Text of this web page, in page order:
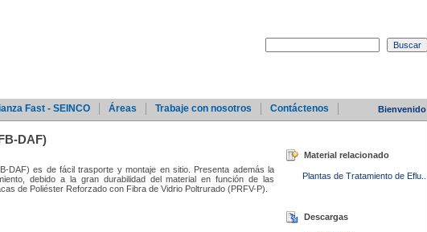
Fast - SEINCO Áreas Trabaje con nosotros Contáctenos Bienvenido
DAF)
DAF) es de fácil trasporte y montaje en sitio. Presenta además la
debido a la gran durabilidad del material en función de las
de Poliéster Reforzado con Fibra de Vidrio Poltrurado (PRFV-P).
Material relacionado
Plantas de Tratamiento de Eflu...
Descargas